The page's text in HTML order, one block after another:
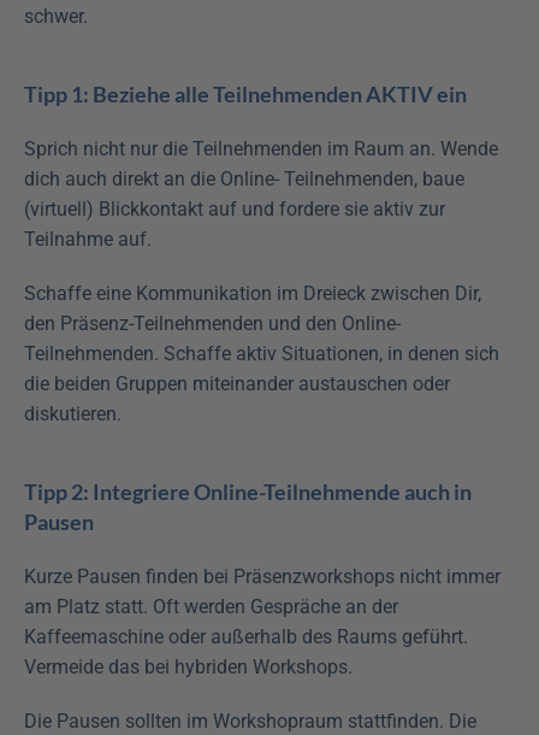
schwer.
Tipp 1: Beziehe alle Teilnehmenden AKTIV ein
Sprich nicht nur die Teilnehmenden im Raum an. Wende
dich auch direkt an die Online- Teilnehmenden, baue
(virtuell) Blickkontakt auf und fordere sie aktiv zur
Teilnahme auf.
Schaffe eine Kommunikation im Dreieck zwischen Dir,
den Präsenz-Teilnehmenden und den Online-
Teilnehmenden. Schaffe aktiv Situationen, in denen sich
die beiden Gruppen miteinander austauschen oder
diskutieren.
Tipp 2: Integriere Online-Teilnehmende auch in
Pausen
Kurze Pausen finden bei Präsenzworkshops nicht immer
am Platz statt. Oft werden Gespräche an der
Kaffeemaschine oder außerhalb des Raums geführt.
Vermeide das bei hybriden Workshops.
Die Pausen sollten im Workshopraum stattfinden. Die